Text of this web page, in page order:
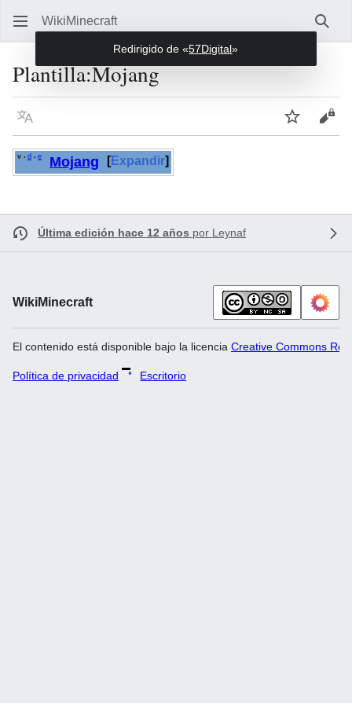
WikiMinecraft
Plantilla:Mojang
Idioma VigilarVer
Expandir
v • d • e Mojang
Última edición hace 12 años por Leynaf
WikiMinecraft
El contenido está disponible bajo la licencia Creative Commons
Política de privacidad Escritorio
Redirigido de «57Digital»